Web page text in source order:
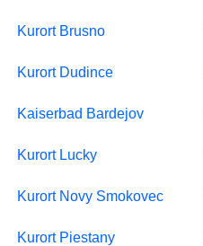
Kurort Brusno
Kurort Dudince
Kaiserbad Bardejov
Kurort Lucky
Kurort Novy Smokovec
Kurort Piestany